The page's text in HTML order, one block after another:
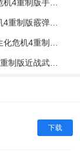
下载